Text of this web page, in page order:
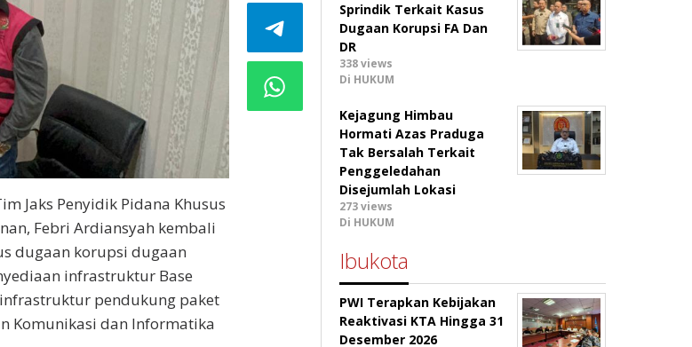
Jaks Penyidik Pidana Khusus
Febri Ardiansyah kembali
dugaan korupsi dugaan
infrastruktur Base
infrastruktur pendukung paket
Komunikasi dan Informatika
Sprindik Terkait Kasus
Dugaan Korupsi FA Dan
DR
338 views
Di HUKUM
Kejagung Himbau
Hormati Azas Praduga
Tak Bersalah Terkait
Penggeledahan
Disejumlah Lokasi
273 views
Di HUKUM
Ibukota
PWI Terapkan Kebijakan
Reaktivasi KTA Hingga 31
Desember 2026